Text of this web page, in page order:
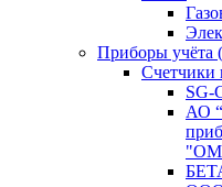
Приборы учёта
Счетчики
SG-
АО